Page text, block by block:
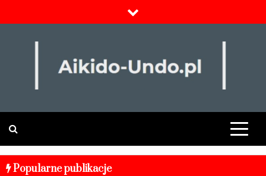
to
Odżywki i suplementy
Popularne publikacje